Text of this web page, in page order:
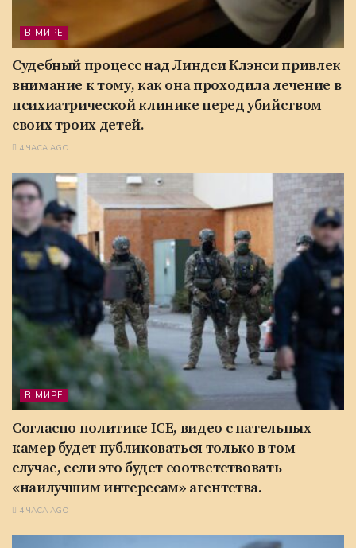
В МИРЕ
Судебный процесс над Линдси Клэнси привлек
внимание к тому, как она проходила лечение в
психиатрической клинике перед убийством
своих троих детей.
4 ЧАСА AGO
В МИРЕ
Согласно политике ICE, видео с нательных
камер будет публиковаться только в том
случае, если это будет соответствовать
«наилучшим интересам» агентства.
4 ЧАСА AGO